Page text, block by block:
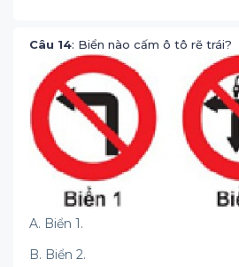
Câu 14: Biển nào cấm ô tô rẽ trái?
A. Biển 1.
B. Biển 2.